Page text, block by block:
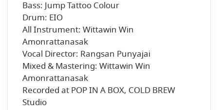
Bass: Jump Tattoo Colour
Drum: EIO
All Instrument: Wittawin Win
Amonrattanasak
Vocal Director: Rangsan Punyajai
Mixed & Mastering: Wittawin Win
Amonrattanasak
Recorded at POP IN A BOX, COLD BREW
Studio